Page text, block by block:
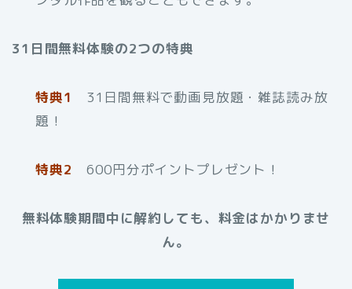
31日間無料体験の2つの特典
特典1
31日間無料で動画見放題・雑誌読み放
題！
特典2 600円分ポイントプレゼント！
無料体験期間中に解約しても、料金はかかりませ
ん。